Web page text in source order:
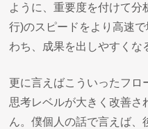
ように、重要度を付けて
行)のスピードをより高速
わち、成果を出しやすくな
更に言えばこういったフロ
思考レベルが大きく改善さ
ん。僕個人の話で言えば